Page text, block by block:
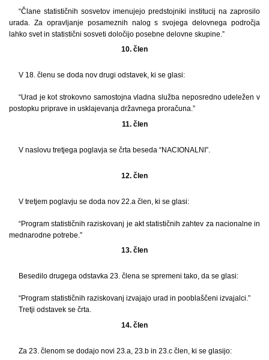
“Člane statističnih sosvetov imenujejo predstojniki institucij na zaprosilo
urada. Za opravljanje posameznih nalog s svojega delovnega področja
lahko svet in statistični sosveti določijo posebne delovne skupine.”
10. člen
V 18. členu se doda nov drugi odstavek, ki se glasi:
“Urad je kot strokovno samostojna vladna služba neposredno udeležen v
postopku priprave in usklajevanja državnega proračuna.”
11. člen
V naslovu tretjega poglavja se črta beseda “NACIONALNI”.
12. člen
V tretjem poglavju se doda nov 22.a člen, ki se glasi:
“Program statističnih raziskovanj je akt statističnih zahtev za nacionalne in
mednarodne potrebe.”
13. člen
Besedilo drugega odstavka 23. člena se spremeni tako, da se glasi:
“Program statističnih raziskovanj izvajajo urad in pooblaščeni izvajalci.”
Tretji odstavek se črta.
14. člen
Za 23. členom se dodajo novi 23.a, 23.b in 23.c člen, ki se glasijo: